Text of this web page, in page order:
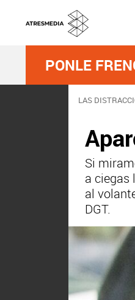
PONLE
LAS
Si
a ciegas
al
DGT.